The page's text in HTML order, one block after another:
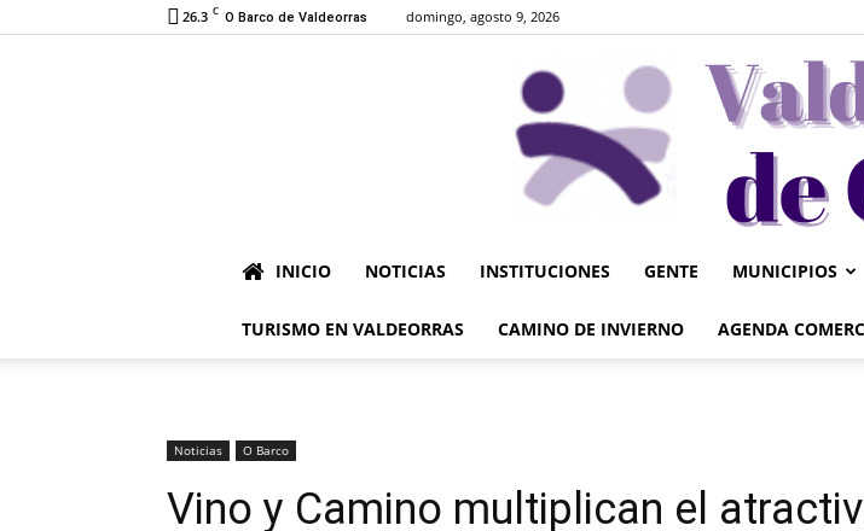
26.3 C O Barco de Valdeorras domingo, agosto 9, 2026
INICIO NOTICIAS INSTITUCIONES GENTE MUNICIPIOS
TURISMO EN VALDEORRAS CAMINO DE INVIERNO AGENDA
Noticias O Barco
Vino y Camino multiplican el